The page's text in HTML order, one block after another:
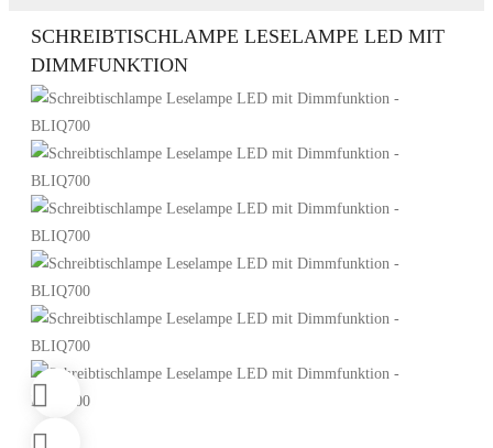
SCHREIBTISCHLAMPE LESELAMPE LED MIT
DIMMFUNKTION